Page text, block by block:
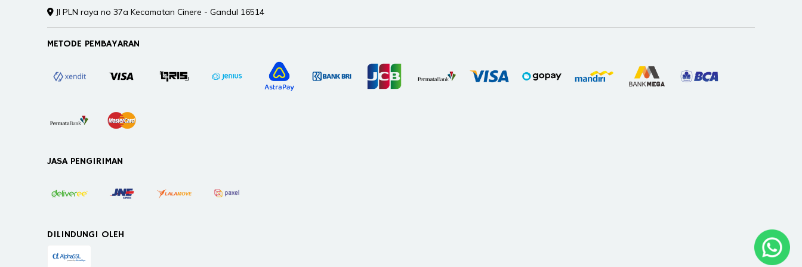
Jl PLN raya no 37a Kecamatan Cinere - Gandul 16514
METODE PEMBAYARAN
JASA PENGIRIMAN
DILINDUNGI OLEH